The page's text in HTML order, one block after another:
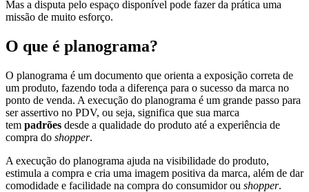
Mas a disputa pelo espaço disponível pode fazer da prática uma
missão de muito esforço.
O que é planograma?
O planograma é um documento que orienta a exposição correta de
um produto, fazendo toda a diferença para o sucesso da marca no
ponto de venda. A execução do planograma é um grande passo para
ser assertivo no PDV, ou seja, significa que sua marca
tem padrões desde a qualidade do produto até a experiência de
compra do shopper.
A execução do planograma ajuda na visibilidade do produto,
estimula a compra e cria uma imagem positiva da marca, além de dar
comodidade e facilidade na compra do consumidor ou shopper.